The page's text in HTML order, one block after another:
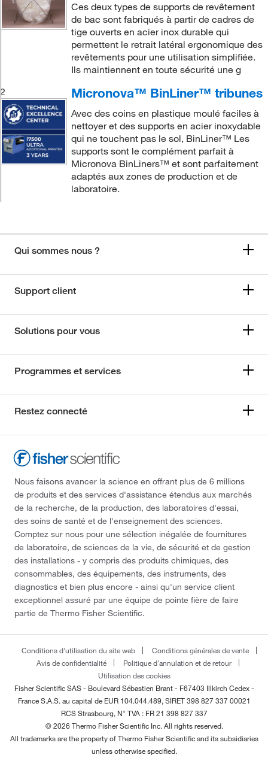
Ces deux types de supports de revêtement
de bac sont fabriqués à partir de cadres de
tige ouverts en acier inox durable qui
permettent le retrait latéral ergonomique des
revêtements pour une utilisation simplifiée.
Ils maintiennent en toute sécurité une g
2
Micronova™ BinLiner™ tribunes
Avec des coins en plastique moulé faciles à
nettoyer et des supports en acier inoxydable
qui ne touchent pas le sol, BinLiner™ Les
supports sont le complément parfait à
Micronova BinLiners™ et sont parfaitement
adaptés aux zones de production et de
laboratoire.
Qui sommes nous ?
Support client
Solutions pour vous
Programmes et services
Restez connecté
Nous faisons avancer la science en offrant plus de 6 millions
de produits et des services d'assistance étendus aux marchés
de la recherche, de la production, des laboratoires d'essai,
des soins de santé et de l'enseignement des sciences.
Comptez sur nous pour une sélection inégalée de fournitures
de laboratoire, de sciences de la vie, de sécurité et de gestion
des installations - y compris des produits chimiques, des
consommables, des équipements, des instruments, des
diagnostics et bien plus encore - ainsi qu'un service client
exceptionnel assuré par une équipe de pointe fière de faire
partie de Thermo Fisher Scientific.
Conditions d'utilisation du site web
Conditions générales de vente
Avis de confidentialité
Politique d'annulation et de retour
Utilisation des cookies
Fisher Scientific SAS - Boulevard Sébastien Brant - F67403 Illkirch Cedex -
FranceS.A.S. au capital de EUR 104.044.489, SIRET 398 827 337 00021
RCS Strasbourg, N° TVA : FR 21 398 827 337
© 2026 Thermo Fisher Scientific Inc. All rights reserved.
All trademarks are the property of Thermo Fisher Scientific and its subsidiaries
unless otherwise specified.